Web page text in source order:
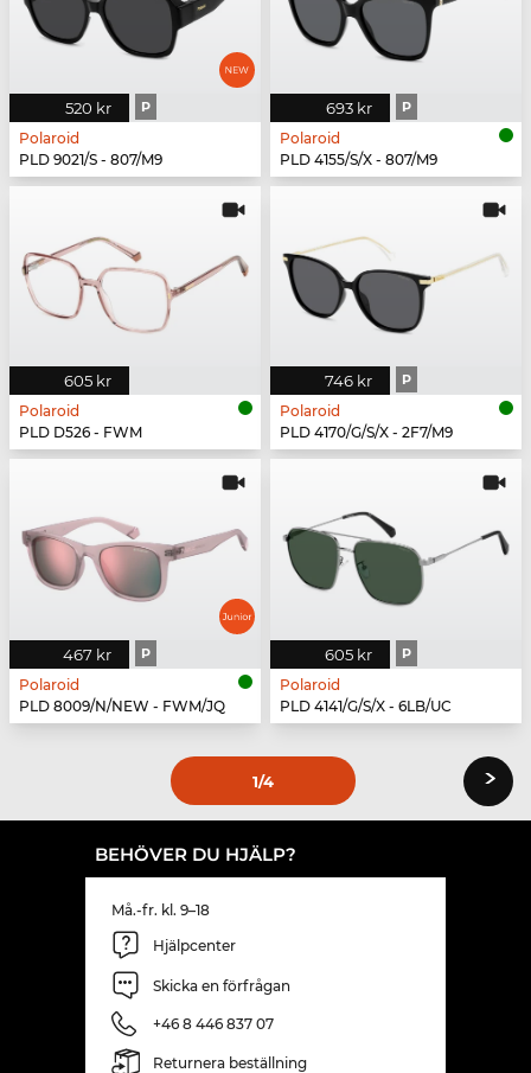
520 kr P
Polaroid
PLD 9021/S - 807/M9
693 kr P
Polaroid
PLD 4155/S/X - 807/M9
605 kr
Polaroid
PLD D526 - FWM
746 kr P
Polaroid
PLD 4170/G/S/X - 2F7/M9
467 kr P
Polaroid
PLD 8009/N/NEW - FWM/JQ
605 kr P
Polaroid
PLD 4141/G/S/X - 6LB/UC
1/4 ›
BEHÖVER DU HJÄLP?
Må.-fr. kl. 9–18
Hjälpcenter
Skicka en förfrågan
+46 8 446 837 07
Returnera beställning